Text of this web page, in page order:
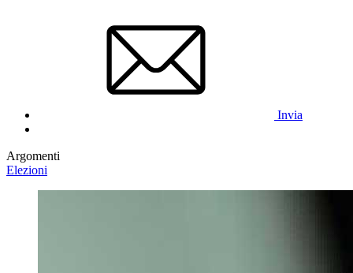
Invia
Argomenti
Elezioni